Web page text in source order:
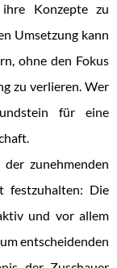
Konzepte zu
Umsetzung kann
ohne den Fokus
zu verlieren. Wer
für eine
zunehmenden
festzuhalten: Die
und vor allem
entscheidenden